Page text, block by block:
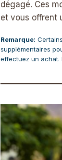
dégagé. Ces
et vous offrent
Remarque:
supplémentaires
effectuez un achat.